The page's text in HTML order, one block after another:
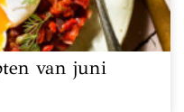
van juni